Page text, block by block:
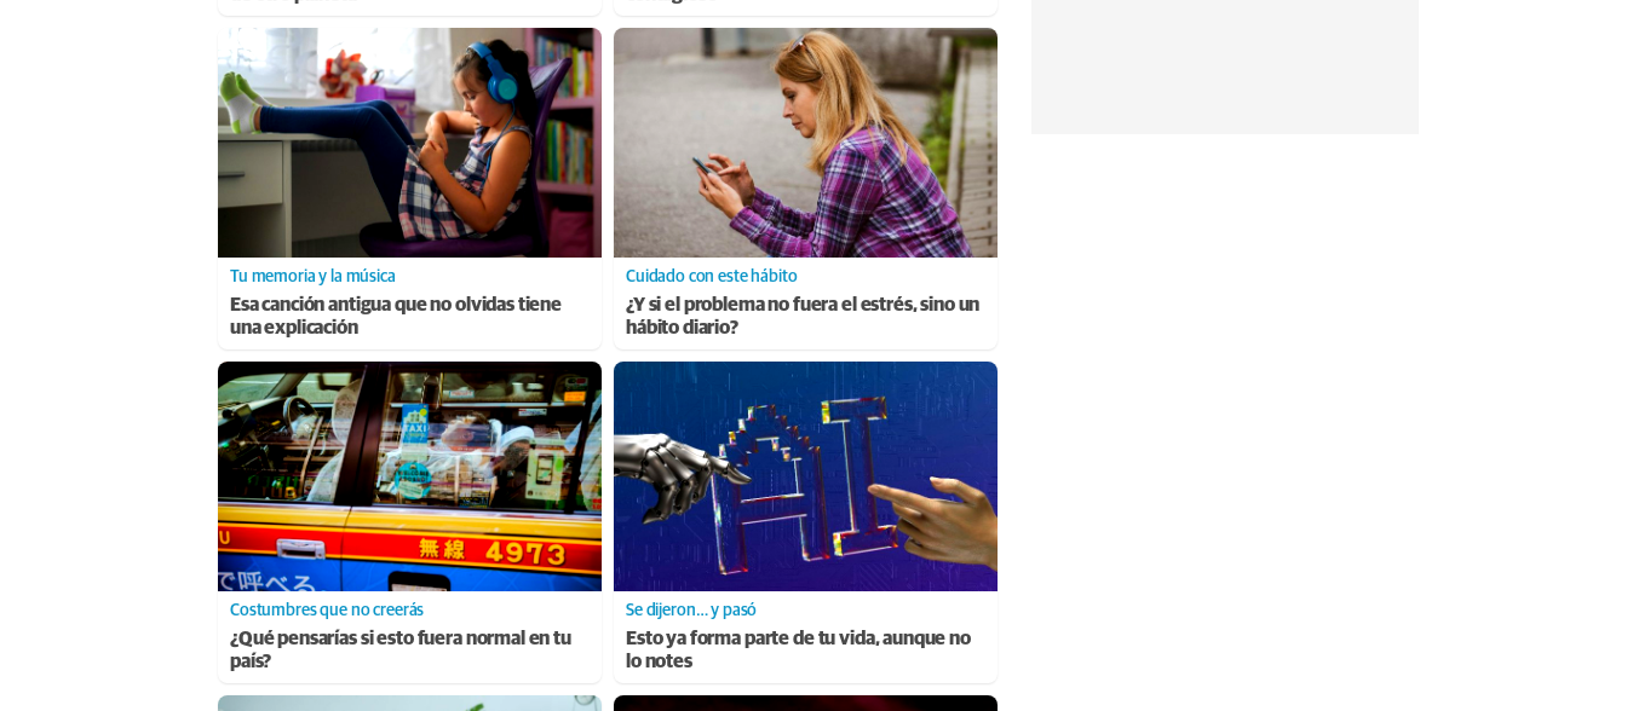
Tu memoria y la música
Esa canción antigua que no olvidas tiene
una explicación
Cuidado con este hábito
¿Y si el problema no fuera el estrés, sino un
hábito diario?
Costumbres que no creerás
¿Qué pensarías si esto fuera normal en tu
país?
Se dijeron… y pasó
Esto ya forma parte de tu vida, aunque no
lo notes